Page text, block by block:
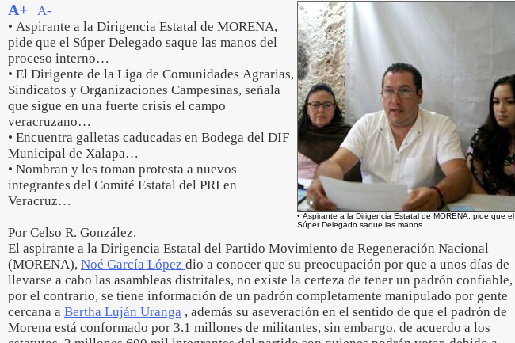
• Aspirante a la Dirigencia Estatal de MORENA, pide que el
Súper Delegado saque las manos...
A+
A-
• Aspirante a la Dirigencia Estatal de MORENA,
pide que el Súper Delegado saque las manos del
proceso interno…
• El Dirigente de la Liga de Comunidades Agrarias,
Sindicatos y Organizaciones Campesinas, señala
que sigue en una fuerte crisis el campo
veracruzano…
• Encuentra galletas caducadas en Bodega del DIF
Municipal de Xalapa…
• Nombran y les toman protesta a nuevos
integrantes del Comité Estatal del PRI en
Veracruz…
Por Celso R. González.
El aspirante a la Dirigencia Estatal del Partido Movimiento de Regeneración Nacional
(MORENA), Noé García López dio a conocer que su preocupación por que a unos días de
llevarse a cabo las asambleas distritales, no existe la certeza de tener un padrón confiable,
por el contrario, se tiene información de un padrón completamente manipulado por gente
cercana a Bertha Luján Uranga , además su aseveración en el sentido de que el padrón de
Morena está conformado por 3.1 millones de militantes, sin embargo, de acuerdo a los